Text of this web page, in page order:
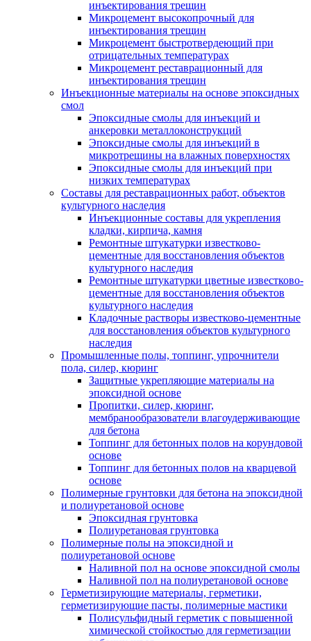
инъектирования трещин
Микроцемент высокопрочный для
инъектирования трещин
Микроцемент быстротвердеющий при
отрицательных температурах
Микроцемент реставрационный для
инъектирования трещин
Инъекционные материалы на основе эпоксидных
смол
Эпоксидные смолы для инъекций и
анкеровки металлоконструкций
Эпоксидные смолы для инъекций в
микротрещины на влажных поверхностях
Эпоксидные смолы для инъекций при
низких температурах
Составы для реставрационных работ, объектов
культурного наследия
Инъекционные составы для укрепления
кладки, кирпича, камня
Ремонтные штукатурки известково-
цементные для восстановления объектов
культурного наследия
Ремонтные штукатурки цветные известково-
цементные для восстановления объектов
культурного наследия
Кладочные растворы известково-цементные
для восстановления объектов культурного
наследия
Промышленные полы, топпинг, упрочнители
пола, силер, кюринг
Защитные укрепляющие материалы на
эпоксидной основе
Пропитки, силер, кюринг,
мембранообразователи влагоудерживающие
для бетона
Топпинг для бетонных полов на корундовой
основе
Топпинг для бетонных полов на кварцевой
основе
Полимерные грунтовки для бетона на эпоксидной
и полиуретановой основе
Эпоксидная грунтовка
Полиуретановая грунтовка
Полимерные полы на эпоксидной и
полиуретановой основе
Наливной пол на основе эпоксидной смолы
Наливной пол на полиуретановой основе
Герметизирующие материалы, герметики,
герметизирующие пасты, полимерные мастики
Полисульфидный герметик с повышенной
химической стойкостью для герметизации